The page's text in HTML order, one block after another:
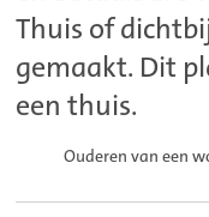
Thuis of
gemaakt. Dit
een thuis.
Ouderen van een